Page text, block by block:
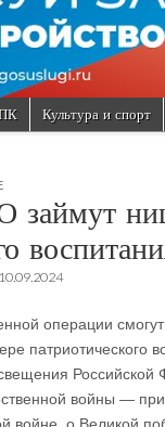
Культура и спорт
займут
10.09.2024
операции
патриотического
Российской
войны —